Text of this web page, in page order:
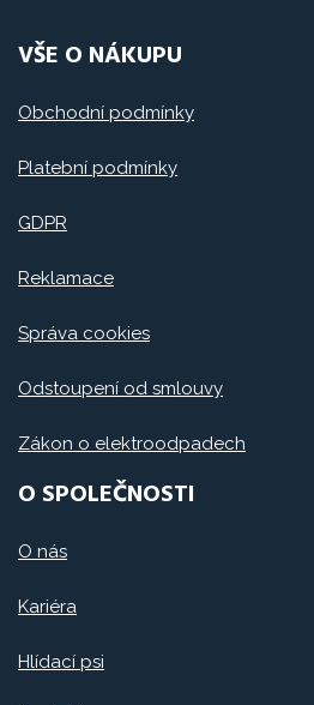
VŠE O NÁKUPU
Obchodní podmínky
Platební podmínky
GDPR
Reklamace
Správa cookies
Odstoupení od smlouvy
Zákon o elektroodpadech
O SPOLEČNOSTI
O nás
Kariéra
Hlídací psi